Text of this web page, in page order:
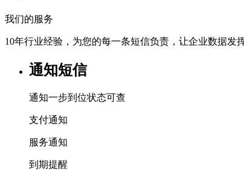
我们的服务
10年行业经验，为您的每一条短信负责，让企业数据发
通知短信
通知一步到位状态可查
支付通知
服务通知
到期提醒